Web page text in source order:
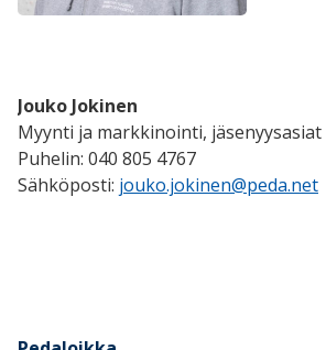
Jouko Jokinen
Myynti ja markkinointi, jäsenyysasiat
Puhelin: 040 805 4767
Sähköposti: jouko.jokinen@peda.net